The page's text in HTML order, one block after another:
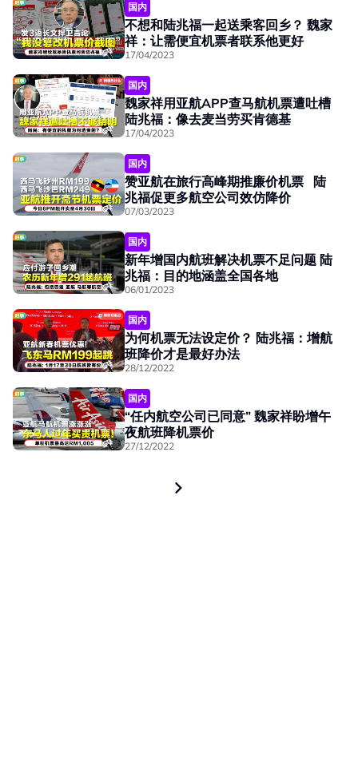
国内
不想和陆兆福一起送乘客回乡？ 魏家
祥：让需便宜机票者联系他更好
17/04/2023
国内
魏家祥用亚航APP查马航机票遭吐槽
陆兆福：像去麦当劳买肯德基
17/04/2023
国内
赞亚航在旅行高峰期推廉价机票 陆
兆福促更多航空公司效仿降价
07/03/2023
国内
新年增国内航班解决机票不足问题 陆
兆福：目的地涵盖全国各地
06/01/2023
国内
为何机票无法设定价？ 陆兆福：增航
班降价才是最好办法
28/12/2022
国内
“任内航空公司已同意” 魏家祥盼增午
夜航班降机票价
27/12/2022